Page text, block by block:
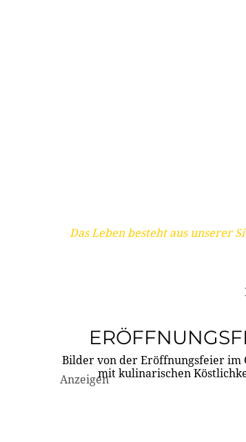
Das Leben besteht aus unserer
Bilder von der Eröffnungsfeier im
mit kulinarischen
Anzeigen